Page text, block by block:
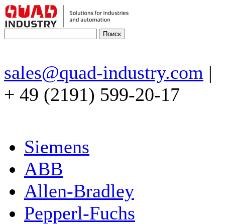
sales@quad-industry.com |
+ 49 (2191) 599-20-17
Siemens
ABB
Allen-Bradley
Pepperl-Fuchs